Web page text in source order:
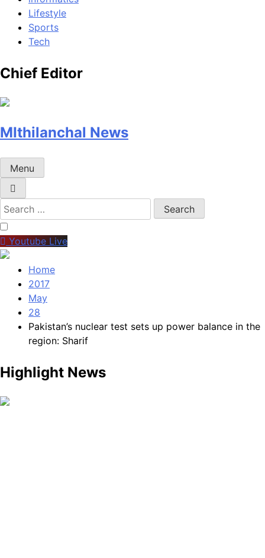
Lifestyle
Sports
Tech
Chief Editor
MIthilanchal News
Menu
Search
for:
Youtube Live
Home
2017
May
28
Pakistan’s nuclear test sets up power balance in the
region: Sharif
Highlight News